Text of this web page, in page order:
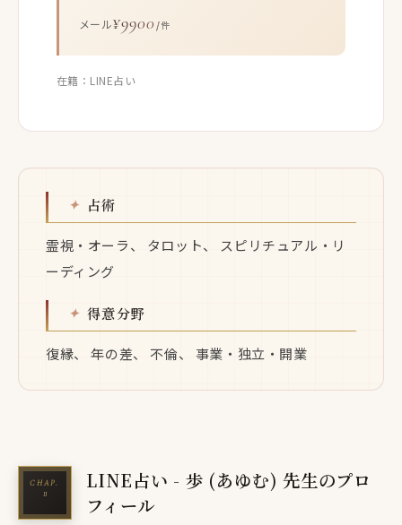
メール¥9900 /件
在籍：LINE占い
占術
霊視・オーラ、 タロット、 スピリチュアル・リ
ーディング
得意分野
復縁、 年の差、 不倫、 事業・独立・開業
LINE占い - 歩 (あゆむ) 先生のプロ
フィール